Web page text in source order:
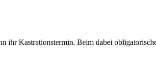
ihr Kastrationstermin. Beim dabei